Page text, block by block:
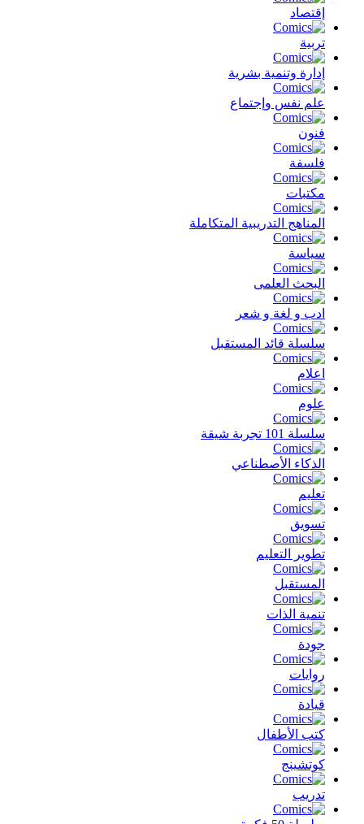
إقتصاد
تربية
إدارة وتنمية بشرية
علم نفس وإجتماع
فنون
فلسفة
مكتبات
المناهج التدريبية المتكاملة
سياسة
البحث العلمى
ادب و لغة و شعر
سلسلة قائد المستقبل
اعلام
علوم
سلسلة 101 تجربة شيقة
الذكاء الأصطناعي
تعليم
تسويق
تطوير التعليم
المستقبل
تنمية الذات
جودة
روايات
قيادة
كتب الأطفال
كوتشينج
تدريب